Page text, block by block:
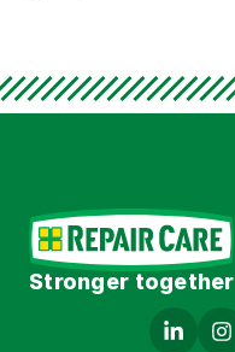
Stronger together